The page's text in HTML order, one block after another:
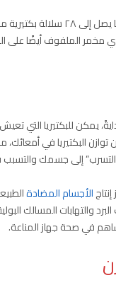
فقد أشارت أبحاث سابقة إلى أن حصة واحدة
مخمر الملفوف أيضًا على
يمكن للبكتيريا التي
البكتيريا في
إلى جسمك
الأجسام المضادة
والتهابات المسالك
في صحة جهاز المناعة.